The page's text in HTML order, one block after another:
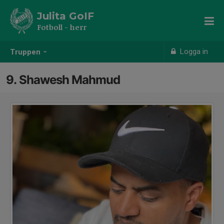
Truppen Logga in
Julita GoIF
Fotboll - herr
9. Shawesh Mahmud